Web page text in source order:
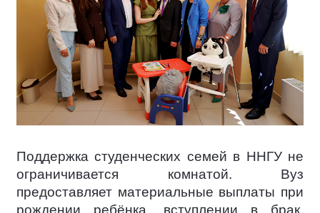
Поддержка студенческих семей в ННГУ не
ограничивается комнатой. Вуз
предоставляет материальные выплаты при